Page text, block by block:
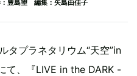
豊島望 編集：矢島由佳子
タプラネタリウム“天空”in
て、『LIVE in the DARK -